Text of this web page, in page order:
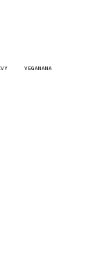
VEGANANA